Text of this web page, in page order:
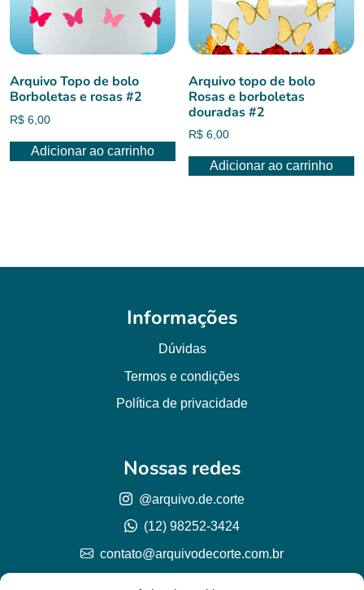
Arquivo Topo de bolo
Borboletas e rosas #2
R$ 6,00
Adicionar ao carrinho
Arquivo topo de bolo
Rosas e borboletas
douradas #2
R$ 6,00
Adicionar ao carrinho
Informações
Dúvidas
Termos e condições
Política de privacidade
Nossas redes
@arquivo.de.corte
(12) 98252-3424
contato@arquivodecorte.com.br